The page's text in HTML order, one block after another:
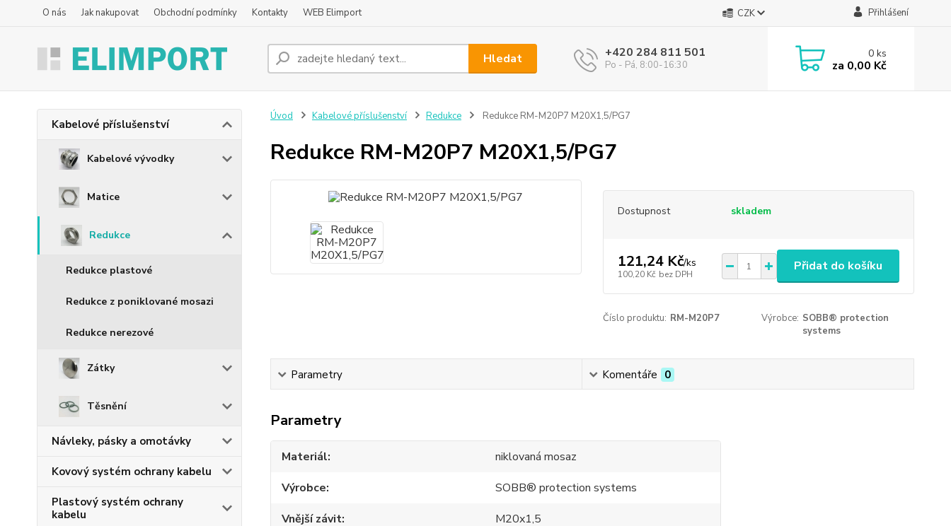
O nás Jak nakupovat Obchodní podmínky Kontakty WEB Elimport CZK Přihlášení
Hledat +420 284 811 501
Po - Pá, 8:00-16:30
0ks
za 0,00 Kč
Kabelové příslušenství
Kabelové vývodky
Matice
Redukce
Redukce plastové
Redukce z poniklované mosazi
Redukce nerezové
Zátky
Těsnění
Návleky, pásky a omotávky
Kovový systém ochrany kabelu
Plastový systém ochrany
kabelu
Úvod Kabelové příslušenství Redukce Redukce RM-M20P7 M20X1,5/PG7
Redukce RM-M20P7 M20X1,5/PG7
Dostupnost skladem
121,24 Kč/ks
100,20 Kč bez DPH
Přidat do košíku
Číslo produktu: RM-M20P7 Výrobce: SOBB® protection
systems
Parametry Komentáře 0
Parametry
Materiál
niklovaná mosaz
Výrobce
SOBB® protection systems
Vnější závit
M20x1,5